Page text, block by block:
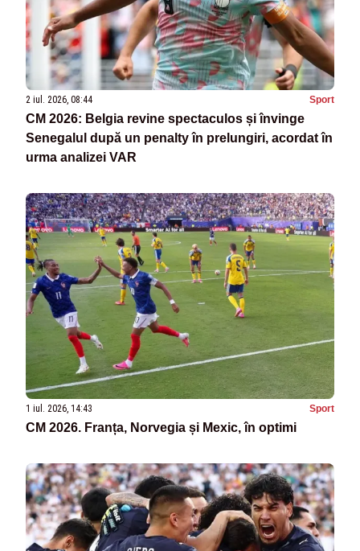
2 iul. 2026, 08:44 Sport
CM 2026: Belgia revine spectaculos și învinge
Senegalul după un penalty în prelungiri, acordat în
urma analizei VAR
1 iul. 2026, 14:43 Sport
CM 2026. Franța, Norvegia și Mexic, în optimi